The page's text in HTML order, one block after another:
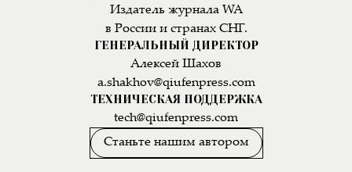
Издатель журнала WA
в России и странах СНГ.
ГЕНЕРАЛЬНЫЙ ДИРЕКТОР
Алексей Шахов
a.shakhov@qiufenpress.com
ТЕХНИЧЕСКАЯ ПОДДЕРЖКА
tech@qiufenpress.com
Станьте нашим автором